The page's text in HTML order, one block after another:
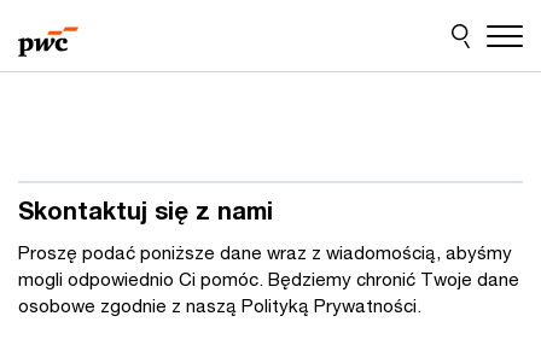
do
treści
do
stopki
Skontaktuj się z nami
Proszę podać poniższe dane wraz z wiadomością, abyśmy
mogli odpowiednio Ci pomóc. Będziemy chronić Twoje dane
osobowe zgodnie z naszą Polityką Prywatności.